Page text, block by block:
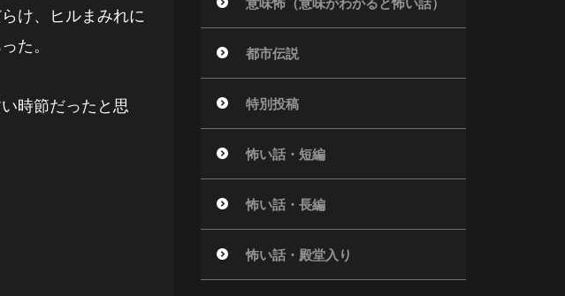
都市伝説
特別投稿
怖い話・短編
怖い話・長編
怖い話・殿堂入り
け、ヒルまみれに
た。
時節だったと思